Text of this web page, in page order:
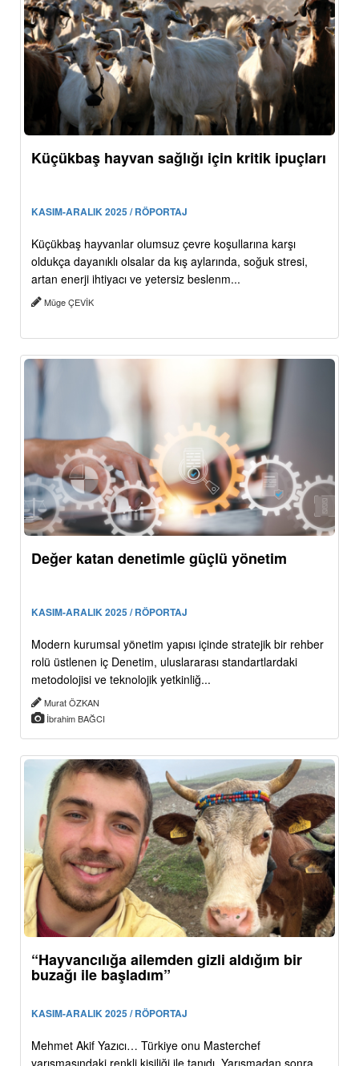
Küçükbaş hayvan sağlığı için kritik ipuçları
KASIM-ARALIK 2025 / RÖPORTAJ
Küçükbaş hayvanlar olumsuz çevre koşullarına karşı
oldukça dayanıklı olsalar da kış aylarında, soğuk stresi,
artan enerji ihtiyacı ve yetersiz beslenm...
Müge ÇEVİK
Değer katan denetimle güçlü yönetim
KASIM-ARALIK 2025 / RÖPORTAJ
Modern kurumsal yönetim yapısı içinde stratejik bir rehber
rolü üstlenen iç Denetim, uluslararası standartlardaki
metodolojisi ve teknolojik yetkinliğ...
Murat ÖZKAN
İbrahim BAĞCI
“Hayvancılığa ailemden gizli aldığım bir
buzağı ile başladım”
KASIM-ARALIK 2025 / RÖPORTAJ
Mehmet Akif Yazıcı… Türkiye onu Masterchef
yarışmasındaki renkli kişiliği ile tanıdı. Yarışmadan sonra